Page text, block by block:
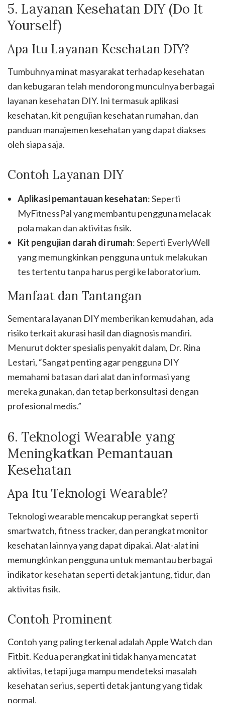
5. Layanan Kesehatan DIY (Do It
Yourself)
Apa Itu Layanan Kesehatan DIY?
Tumbuhnya minat masyarakat terhadap kesehatan
dan kebugaran telah mendorong munculnya berbagai
layanan kesehatan DIY. Ini termasuk aplikasi
kesehatan, kit pengujian kesehatan rumahan, dan
panduan manajemen kesehatan yang dapat diakses
oleh siapa saja.
Contoh Layanan DIY
Aplikasi pemantauan kesehatan: Seperti
MyFitnessPal yang membantu pengguna melacak
pola makan dan aktivitas fisik.
Kit pengujian darah di rumah: Seperti EverlyWell
yang memungkinkan pengguna untuk melakukan
tes tertentu tanpa harus pergi ke laboratorium.
Manfaat dan Tantangan
Sementara layanan DIY memberikan kemudahan, ada
risiko terkait akurasi hasil dan diagnosis mandiri.
Menurut dokter spesialis penyakit dalam, Dr. Rina
Lestari, “Sangat penting agar pengguna DIY
memahami batasan dari alat dan informasi yang
mereka gunakan, dan tetap berkonsultasi dengan
profesional medis.”
6. Teknologi Wearable yang
Meningkatkan Pemantauan
Kesehatan
Apa Itu Teknologi Wearable?
Teknologi wearable mencakup perangkat seperti
smartwatch, fitness tracker, dan perangkat monitor
kesehatan lainnya yang dapat dipakai. Alat-alat ini
memungkinkan pengguna untuk memantau berbagai
indikator kesehatan seperti detak jantung, tidur, dan
aktivitas fisik.
Contoh Prominent
Contoh yang paling terkenal adalah Apple Watch dan
Fitbit. Kedua perangkat ini tidak hanya mencatat
aktivitas, tetapi juga mampu mendeteksi masalah
kesehatan serius, seperti detak jantung yang tidak
normal.